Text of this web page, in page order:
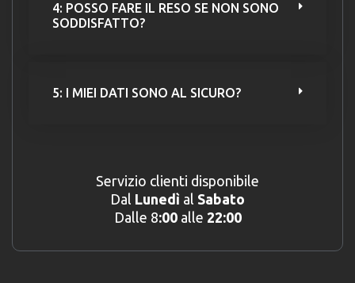
4: POSSO FARE IL RESO SE NON SONO
SODDISFATTO?
5: I MIEI DATI SONO AL SICURO?
Servizio clienti disponibile
Dal Lunedì al Sabato
Dalle 8:00alle 22:00